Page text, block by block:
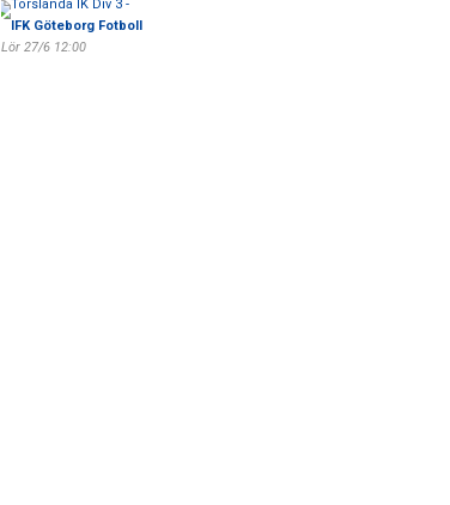
Torslanda IK Div 3 -
IFK Göteborg Fotboll
Lör 27/6 12:00